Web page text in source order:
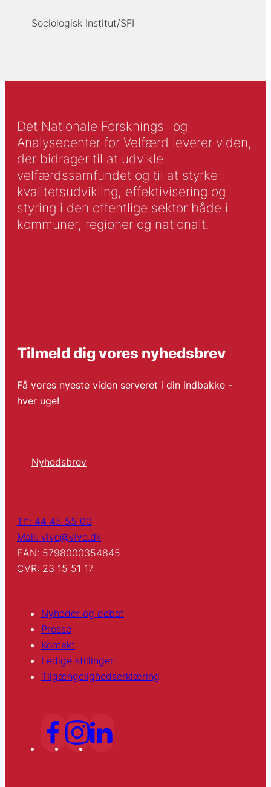
Sociologisk Institut/SFI
Det Nationale Forsknings- og
Analysecenter for Velfærd leverer viden,
der bidrager til at udvikle
velfærdssamfundet og til at styrke
kvalitetsudvikling, effektivisering og
styring i den offentlige sektor både i
kommuner, regioner og nationalt.
Tilmeld dig vores nyhedsbrev
Få vores nyeste viden serveret i din indbakke -
hver uge!
Nyhedsbrev
Tlf: 44 45 55 00
Mail: vive@vive.dk
EAN: 5798000354845
CVR: 23 15 51 17
Nyheder og debat
Presse
Kontakt
Ledige stillinger
Tilgængelighedserklæring